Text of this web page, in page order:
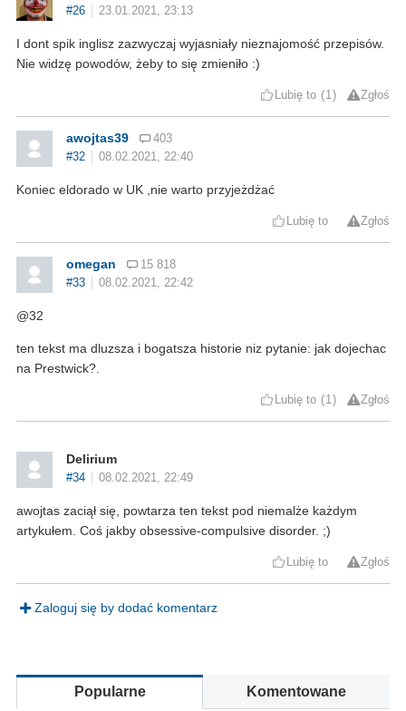
#26
23.01.2021, 23:13
I dont spik inglisz zazwyczaj wyjasniały nieznajomość przepisów.
Nie widzę powodów, żeby to się zmieniło :)
Lubię to 1 Zgłoś
awojtas39
403
#32
08.02.2021, 22:40
Koniec eldorado w UK ,nie warto przyjeżdżać
Lubię to Zgłoś
omegan
15 818
#33
08.02.2021, 22:42
@32
ten tekst ma dluzsza i bogatsza historie niz pytanie: jak dojechac
na Prestwick?.
Lubię to 1 Zgłoś
Delirium
#34 08.02.2021, 22:49
awojtas zaciął się, powtarza ten tekst pod niemalże każdym
artykułem. Coś jakby obsessive-compulsive disorder. ;)
Lubię to Zgłoś
Zaloguj się by dodać komentarz
Popularne Komentowane